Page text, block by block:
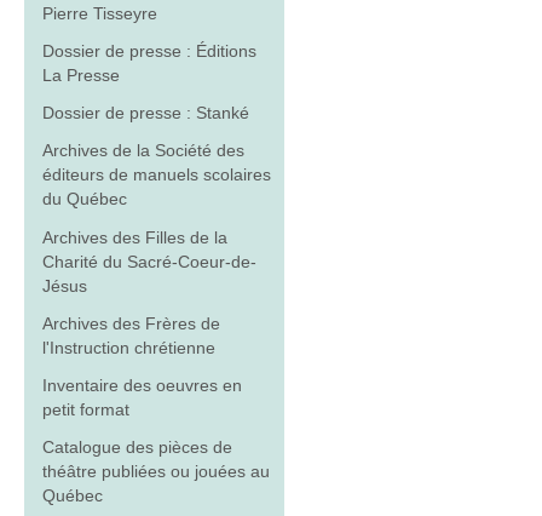
Pierre Tisseyre
Dossier de presse : Éditions
La Presse
Dossier de presse : Stanké
Archives de la Société des
éditeurs de manuels scolaires
du Québec
Archives des Filles de la
Charité du Sacré-Coeur-de-
Jésus
Archives des Frères de
l'Instruction chrétienne
Inventaire des oeuvres en
petit format
Catalogue des pièces de
théâtre publiées ou jouées au
Québec